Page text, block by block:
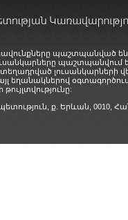
պաշտպանված
է տեղադրված
եղանակներով
ք. Երևան, 0010,